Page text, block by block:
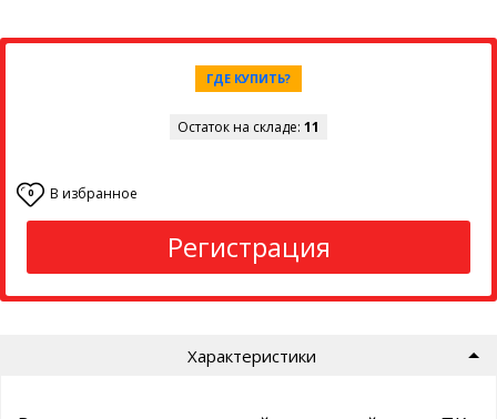
ГДЕ КУПИТЬ?
Остаток на складе: 11
0 В избранное
Регистрация
Характеристики